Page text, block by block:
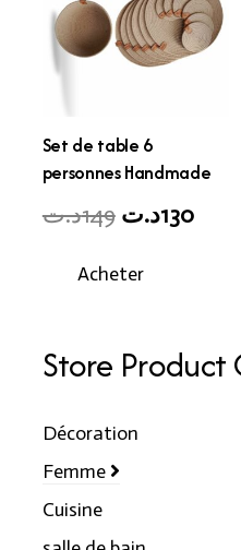
Store Product
Décoration
Femme
Cuisine
Set de table 6
personnes Handmade
149د.ت
Original
was:
130د.ت
Acheter